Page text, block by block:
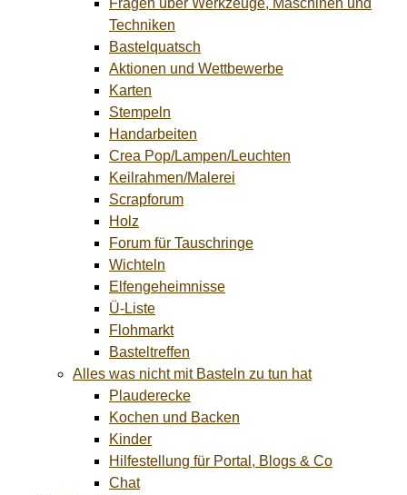
Techniken
Bastelquatsch
Aktionen und Wettbewerbe
Karten
Stempeln
Handarbeiten
Crea Pop/Lampen/Leuchten
Keilrahmen/Malerei
Scrapforum
Holz
Forum für Tauschringe
Wichteln
Elfengeheimnisse
Ü-Liste
Flohmarkt
Basteltreffen
Alles was nicht mit Basteln zu tun hat
Plauderecke
Kochen und Backen
Kinder
Hilfestellung für Portal, Blogs & Co
Chat